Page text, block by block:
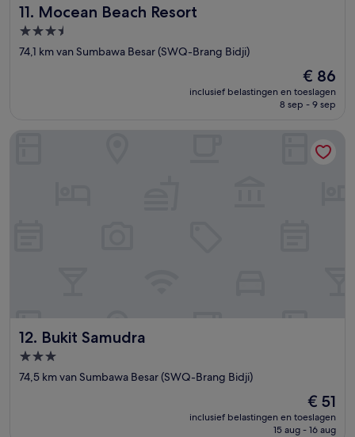
11. Mocean Beach Resort
Mocean Beach Resort
3.5-
sterrenaccommodatie
74,1 km van Sumbawa Besar (SWQ-Brang Bidji)
De
prijs
is
€ 86
inclusief belastingen en toeslagen
8 sep - 9 sep
12. Bukit Samudra
Bukit Samudra
3.0-
sterrenaccommodatie
74,5 km van Sumbawa Besar (SWQ-Brang Bidji)
De
prijs
is
€ 51
inclusief belastingen en toeslagen
15 aug - 16 aug
Bukit Samudra